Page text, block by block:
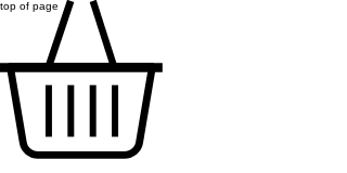
top of page